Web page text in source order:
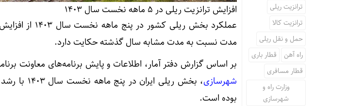
ترانزیت ریلی
ترانزیت کالا
حمل و نقل ریلی
راه آهن
قطار باری
قطار مسافری
وزارت راه و
شهرسازی
افزایش ترانزیت ریلی در ۵ ماهه نخست سال ۱۴۰۳
مدت نسبت به مدت مشابه سال گذشته حکایت دارد.
بر اساس گزارش دفتر آمار، اطلاعات و پایش برنامه‌های معاونت
شهرسازی
، بخش ریلی
بوده است.